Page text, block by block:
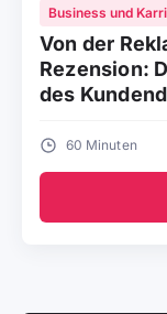
Business und
Von der
Rezension:
des
60 Minuten